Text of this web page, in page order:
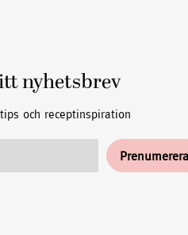
nyhetsbrev
och receptinspiration